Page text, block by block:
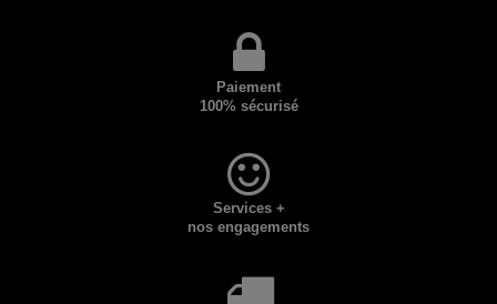
Paiement
100% sécurisé
Services +
nos engagements